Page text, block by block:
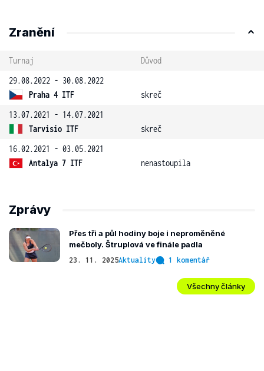
Zranění
Turnaj
Důvod
29.08.2022 - 30.08.2022
Praha 4 ITF
skreč
13.07.2021 - 14.07.2021
Tarvisio ITF
skreč
16.02.2021 - 03.05.2021
Antalya 7 ITF
nenastoupila
Zprávy
Přes tři a půl hodiny boje i neproměněné
mečboly. Štruplová ve finále padla
23. 11. 2025Aktuality 1 komentář
Všechny články